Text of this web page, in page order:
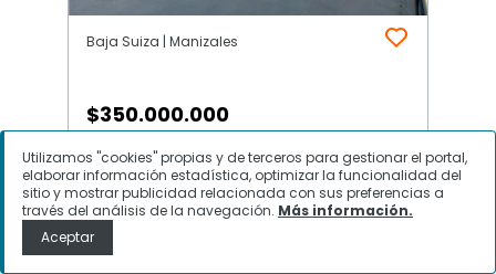
Baja Suiza | Manizales
$350.000.000
Apartamento en Venta, Baja Suiza,
Manizales
Utilizamos "cookies" propias y de terceros para gestionar el portal,
elaborar información estadística, optimizar la funcionalidad del
sitio y mostrar publicidad relacionada con sus preferencias a
través del análisis de la navegación. Más información.
Aceptar